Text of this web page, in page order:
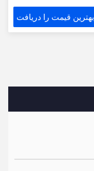
بهترین قیمت را دریافت